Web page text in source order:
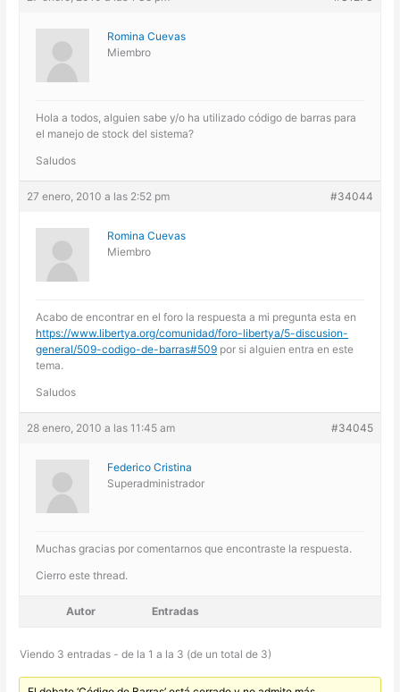
Romina Cuevas
Miembro
Hola a todos, alguien sabe y/o ha utilizado código de barras para
el manejo de stock del sistema?
Saludos
27 enero, 2010 a las 2:52 pm #34044
Romina Cuevas
Miembro
Acabo de encontrar en el foro la respuesta a mi pregunta esta en
https://www.libertya.org/comunidad/foro-libertya/5-discusion-
general/509-codigo-de-barras#509 por si alguien entra en este
tema.
Saludos
28 enero, 2010 a las 11:45 am #34045
Federico Cristina
Superadministrador
Muchas gracias por comentarnos que encontraste la respuesta.
Cierro este thread.
Autor Entradas
Viendo 3 entradas - de la 1 a la 3 (de un total de 3)